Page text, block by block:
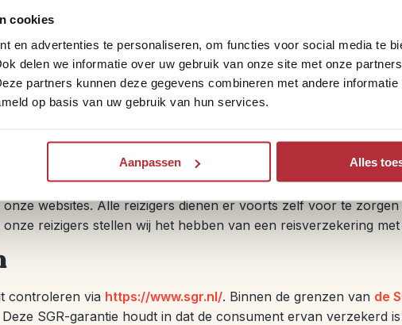
cookies
en advertenties te personaliseren, om functies voor social media te
delen we informatie over uw gebruik van onze site met onze
partners kunnen deze gegevens combineren met andere informatie
op basis van uw gebruik van hun services.
Aanpassen Alles
binnen 10 dagen na ontvangst van de factuur te
vervalt de aanbetaling en dient de gehele reissom per
bedragen € 25,- per persoon, maximaal € 75,- per boeking.
NL07TRIO0197683002 van Triodos Bank ten name van Riksja
visa en gezondheid verstrekt. Je bent zelf verantwoordelijk
noodzakelijk om tijdig te controleren of de eerder verkregen
De reiziger is zelf verantwoordelijk om medische informatie in
websites. Alle reizigers dienen er voorts zelf voor te
reizigers stellen wij het hebben van een reisverzekering
controleren via https://www.sgr.nl/. Binnen de grenzen van de
SGR-garantie houdt in dat de consument ervan verzekerd